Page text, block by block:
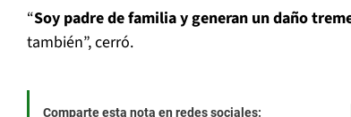
“Soy padre de familia y generan un daño
también”, cerró.
Comparte esta nota en redes sociales: